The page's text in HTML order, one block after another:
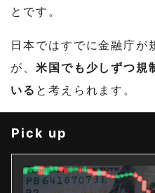
とです。
日本ではすでに金融庁が
が、 米国でも少しずつ規
いる と考えられます。
Pick up